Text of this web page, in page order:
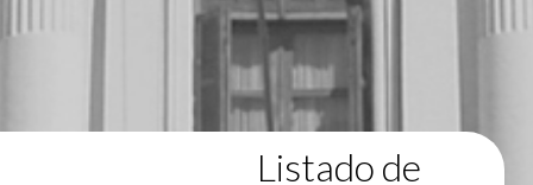
Listado de